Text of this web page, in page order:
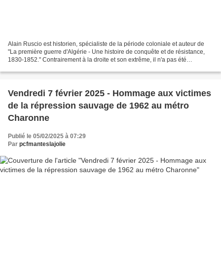
Alain Ruscio est historien, spécialiste de la période coloniale et auteur de
"La première guerre d'Algérie - Une histoire de conquête et de résistance,
1830-1852." Contrairement à la droite et son extrême, il n'a pas été
Vendredi 7 février 2025 - Hommage aux victimes
de la répression sauvage de 1962 au métro
Charonne
Publié le 05/02/2025 à 07:29
Par pcfmanteslajolie